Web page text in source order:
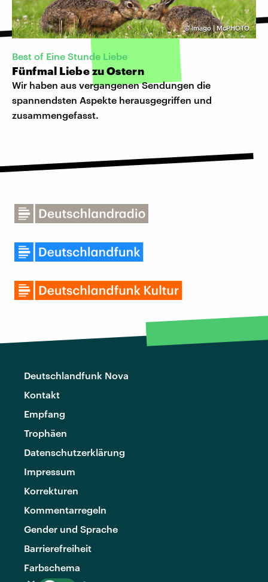
©imago | McPHOTO
Best of Eine Stunde Liebe
Fünfmal Liebe zu Ostern
Wir haben aus vergangenen Sendungen die
spannendsten Aspekte herausgegriffen und
zusammengefasst.
Deutschlandfunk Nova
Kontakt
Empfang
Trophäen
Datenschutzerklärung
Impressum
Korrekturen
Kommentarregeln
Gender und Sprache
Barrierefreiheit
Farbschema